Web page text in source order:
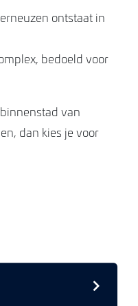
ontstaat in
bedoeld voor
van
dan kies je voor
is deze prima
lichtinval en
Er is keuze uit